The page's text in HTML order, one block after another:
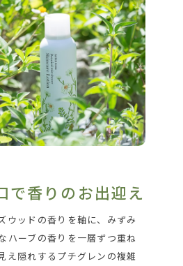
で香りのお出迎え
ウッドの香りを軸に、みずみ
ハーブの香りを一層ずつ重ね
え隠れするプチグレンの複雑